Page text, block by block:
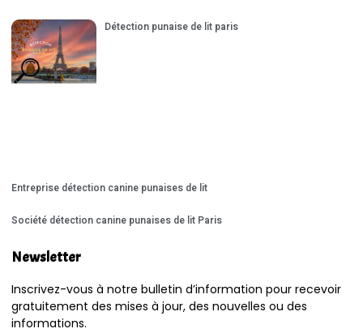
Détection punaise de lit paris
Entreprise détection canine punaises de lit
Société détection canine punaises de lit Paris
Newsletter
Inscrivez-vous à notre bulletin d’information pour recevoir
gratuitement des mises à jour, des nouvelles ou des
informations.